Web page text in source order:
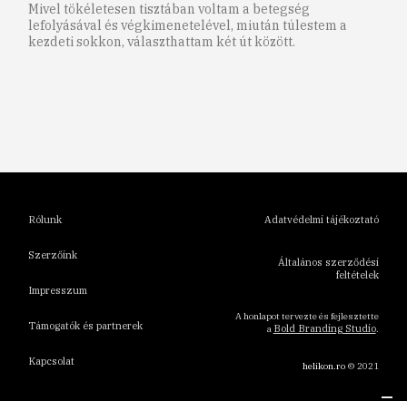
Mivel tökéletesen tisztában voltam a betegség
lefolyásával és végkimenetelével, miután túlestem a
kezdeti sokkon, választhattam két út között.
Rólunk
Szerzőink
Impresszum
Támogatók és partnerek
Kapcsolat
Adatvédelmi tájékoztató
Általános szerződési
feltételek
A honlapot tervezte és fejlesztette
a Bold Branding Studio.
helikon.ro© 2021